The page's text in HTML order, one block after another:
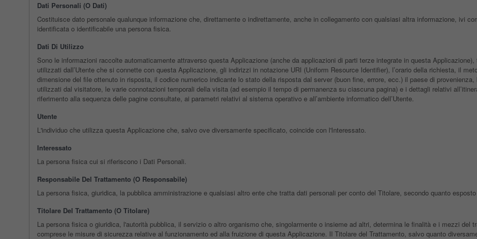
Dati Personali (o Dati)
Costituisce dato personale qualunque informazione che, direttamente o indirettamente, anche in collegamento con qualsiasi altra informazione, ivi
identificata o identificabile una persona fisica.
Dati Di Utilizzo
Sono le informazioni raccolte automaticamente attraverso questa Applicazione (anche da applicazioni di parti terze integrate in questa
utilizzati dall’Utente che si connette con questa Applicazione, gli indirizzi in notazione URI (Uniform Resource Identifier), l’orario della richiesta, il
dimensione del file ottenuto in risposta, il codice numerico indicante lo stato della risposta dal server (buon fine, errore, ecc.) il paese di
utilizzati dal visitatore, le varie connotazioni temporali della visita (ad esempio il tempo di permanenza su ciascuna pagina) e i dettagli relativi
riferimento alla sequenza delle pagine consultate, ai parametri relativi al sistema operativo e all’ambiente informatico dell’Utente.
Utente
L'individuo che utilizza questa Applicazione che, salvo ove diversamente specificato, coincide con l'Interessato.
Interessato
La persona fisica cui si riferiscono i Dati Personali.
Responsabile Del Trattamento (o Responsabile)
La persona fisica, giuridica, la pubblica amministrazione e qualsiasi altro ente che tratta dati personali per conto del Titolare, secondo quanto
Titolare Del Trattamento (o Titolare)
La persona fisica o giuridica, l'autorità pubblica, il servizio o altro organismo che, singolarmente o insieme ad altri, determina le finalità e i mezzi del
comprese le misure di sicurezza relative al funzionamento ed alla fruizione di questa Applicazione. Il Titolare del Trattamento, salvo quanto